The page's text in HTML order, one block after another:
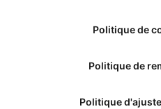
Politique de
Politique de
Politique